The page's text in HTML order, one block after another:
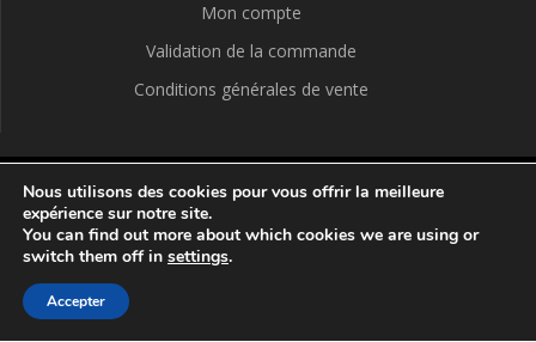
Mon compte
Validation de la commande
Conditions générales de vente
ÉDITIONS ALDEIA
© 2026 ÉDITIONS ALDEIA.
Nous utilisons des cookies pour vous offrir la meilleure
expérience sur notre site.
You can find out more about which cookies we are using or
switch them off in settings.
Accepter